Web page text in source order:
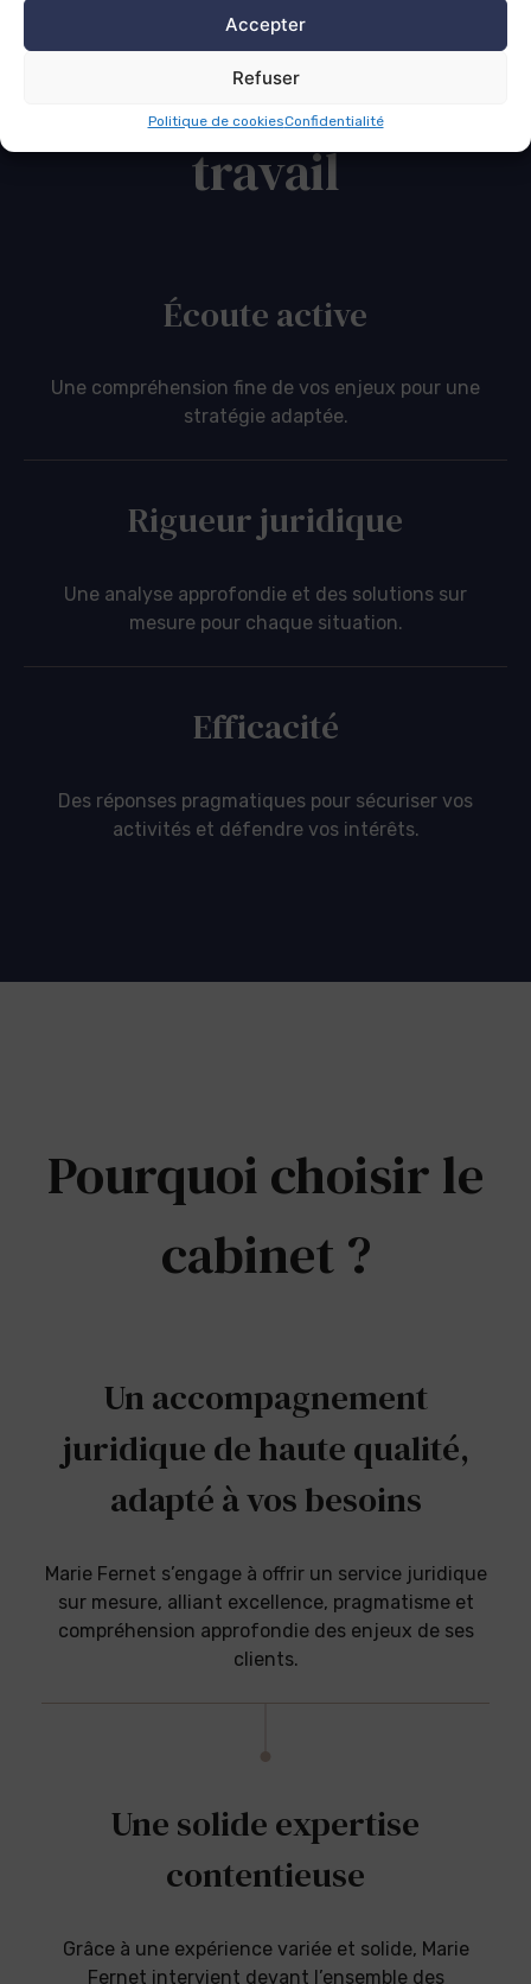
Accepter
Refuser
Politique de cookiesConfidentialité
Ce qui guide mon
travail
Écoute active
Une compréhension fine de vos enjeux pour une
stratégie adaptée.
Rigueur juridique
Une analyse approfondie et des solutions sur
mesure pour chaque situation.
Efficacité
Des réponses pragmatiques pour sécuriser vos
activités et défendre vos intérêts.
Pourquoi choisir le
cabinet ?
Un accompagnement
juridique de haute qualité,
adapté à vos besoins
Marie Fernet s’engage à offrir un service juridique
sur mesure, alliant excellence, pragmatisme et
compréhension approfondie des enjeux de ses
clients.
Une solide expertise
contentieuse
Grâce à une expérience variée et solide, Marie
Fernet intervient devant l’ensemble des